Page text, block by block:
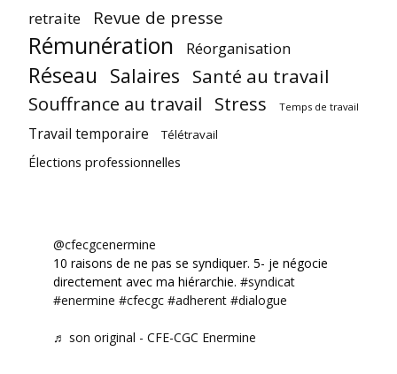
retraite Revue de presse
Rémunération Réorganisation
Réseau Salaires Santé au travail
Souffrance au travail Stress Temps de travail
Travail temporaire Télétravail
Élections professionnelles
@cfecgcenermine
10 raisons de ne pas se syndiquer. 5- je négocie
directement avec ma hiérarchie. #syndicat
#enermine #cfecgc #adherent #dialogue
♬ son original - CFE-CGC Enermine